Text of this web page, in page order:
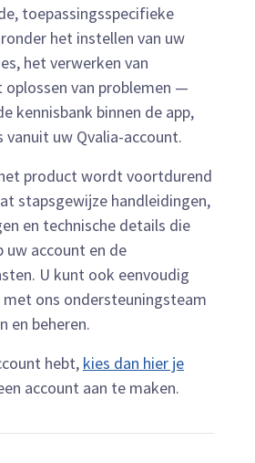
toepassingsspecifieke
het instellen van uw
het verwerken van
oplossen van problemen —
kennisbank binnen de app,
uw Qvalia-account.
product wordt voortdurend
stapsgewijze handleidingen,
en technische details die
account en de
U kunt ook eenvoudig
ons ondersteuningsteam
en beheren.
hebt, kies dan hier je
account aan te maken.